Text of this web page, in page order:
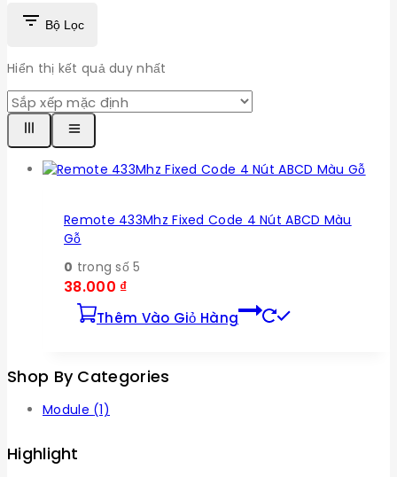
Bộ Lọc
Hiển thị kết quả duy nhất
Remote 433Mhz Fixed Code 4 Nút ABCD Màu
Gỗ
0 trong số 5
38.000 ₫
Thêm Vào Giỏ Hàng
Shop By Categories
Module (1)
Highlight